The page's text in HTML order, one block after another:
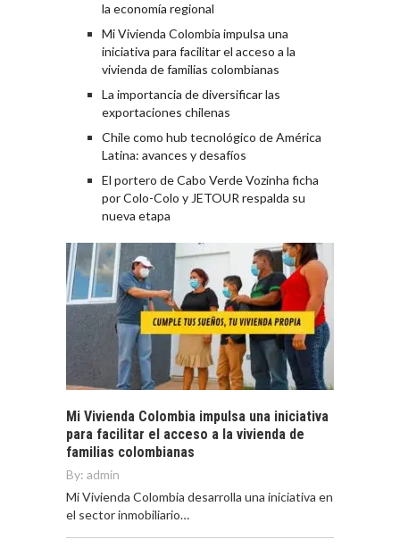
la economía regional
Mi Vivienda Colombia impulsa una
iniciativa para facilitar el acceso a la
vivienda de familias colombianas
La importancia de diversificar las
exportaciones chilenas
Chile como hub tecnológico de América
Latina: avances y desafíos
El portero de Cabo Verde Vozinha ficha
por Colo-Colo y JETOUR respalda su
nueva etapa
Mi Vivienda Colombia impulsa una iniciativa
para facilitar el acceso a la vivienda de
familias colombianas
By: admin
Mi Vivienda Colombia desarrolla una iniciativa en
el sector inmobiliario…